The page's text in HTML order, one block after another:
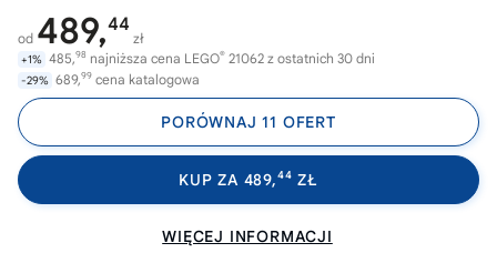
od 489,44
zł
+1% 485,98 najniższa cena LEGO® 21062 z ostatnich 30 dni
-29% 689,99 cena katalogowa
PORÓWNAJ 11 OFERT
KUP ZA 489,44 ZŁ
WIĘCEJ INFORMACJI